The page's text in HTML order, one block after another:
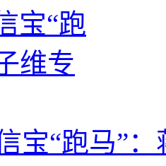
宝“跑马”